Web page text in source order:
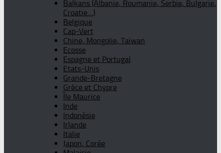
Balkans (Albanie, Roumanie, Serbie, Bulgarie,
Croatie…)
Belgique
Cap-Vert
Chine, Mongolie, Taïwan
Ecosse
Espagne et Portugal
Etats-Unis
Grande-Bretagne
Grèce et Chypre
Île Maurice
Inde
Indonésie
Irlande
Italie
Japon, Corée